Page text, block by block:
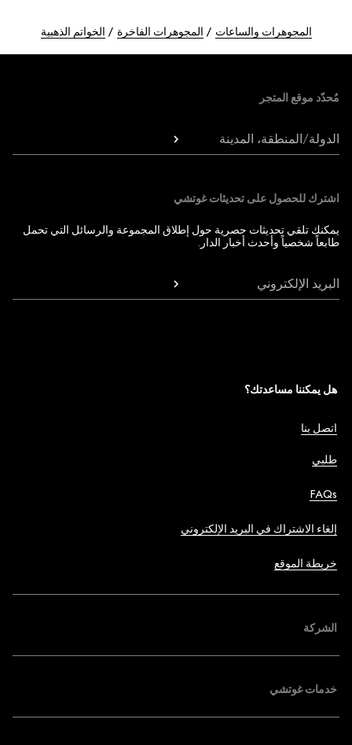
المجوهرات والساعات المجوهرات الفاخرة الخواتم الذهبية
مُحدّد موقع المتجر
الدولة/المنطقة، المدينة
اشترك للحصول على تحديثات غوتشي
يمكنك تلقي تحديثات حصرية حول إطلاق المجموعة والرسائل التي تحمل
طابعاً شخصياً وأحدث أخبار الدار.
البريد الإلكتروني
هل يمكننا مساعدتك؟
اتصل بنا
طلبي
FAQs
إلغاء الاشتراك في البريد الإلكتروني
خريطة الموقع
الشركة
خدمات غوتشي